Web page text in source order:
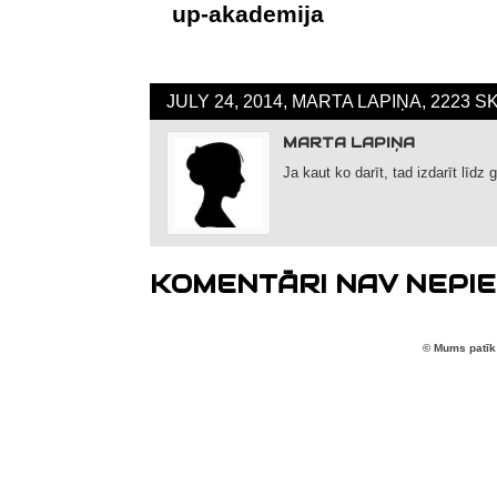
up-akademija
JULY 24, 2014, MARTA LAPIŅA, 2223
MARTA LAPIŅA
Ja kaut ko darīt, tad izdarīt līdz
KOMENTĀRI NAV
© Mums